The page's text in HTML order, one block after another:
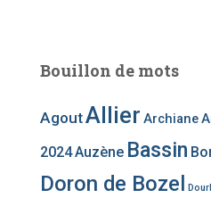
Bouillon de mots
AgoutAllier Archiane
2024Auzène Bassin
Doron de Bozel